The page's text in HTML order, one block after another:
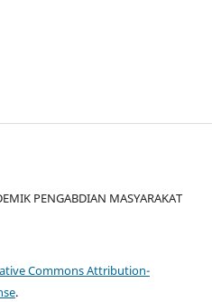
PENGABDIAN MASYARAKAT
Commons Attribution-
.